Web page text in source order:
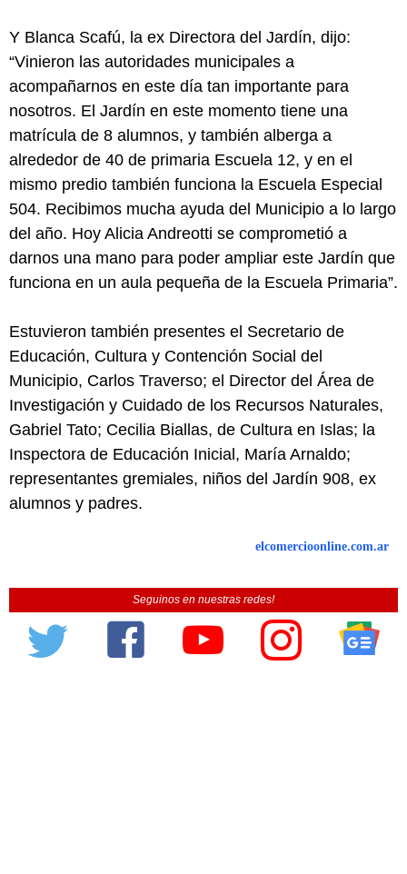
Y Blanca Scafú, la ex Directora del Jardín, dijo:
“Vinieron las autoridades municipales a
acompañarnos en este día tan importante para
nosotros. El Jardín en este momento tiene una
matrícula de 8 alumnos, y también alberga a
alrededor de 40 de primaria Escuela 12, y en el
mismo predio también funciona la Escuela Especial
504. Recibimos mucha ayuda del Municipio a lo largo
del año. Hoy Alicia Andreotti se comprometió a
darnos una mano para poder ampliar este Jardín que
funciona en un aula pequeña de la Escuela Primaria”.
Estuvieron también presentes el Secretario de
Educación, Cultura y Contención Social del
Municipio, Carlos Traverso; el Director del Área de
Investigación y Cuidado de los Recursos Naturales,
Gabriel Tato; Cecilia Biallas, de Cultura en Islas; la
Inspectora de Educación Inicial, María Arnaldo;
representantes gremiales, niños del Jardín 908, ex
alumnos y padres.
elcomercioonline.com.ar
Seguinos en nuestras redes!